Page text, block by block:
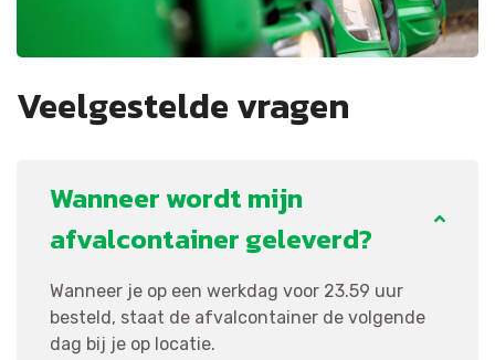
Veelgestelde vragen
Wanneer wordt mijn
afvalcontainer geleverd?
Wanneer je op een werkdag voor 23.59 uur
besteld, staat de afvalcontainer de volgende
dag bij je op locatie.